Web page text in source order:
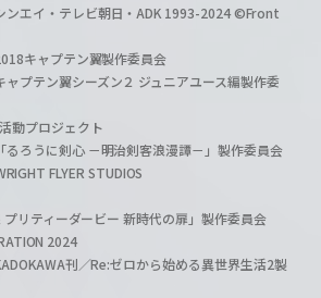
ンエイ・テレビ朝日・ADK 1993-2024 ©Front
キャプテン翼製作委員会
プテン翼シーズン２ ジュニアユース編製作委
動プロジェクト
ろうに剣心 －明治剣客浪漫譚－」製作委員会
FLYER STUDIOS
リティーダービー 新時代の扉」製作委員会
2024
刊／Re:ゼロから始める異世界生活2製